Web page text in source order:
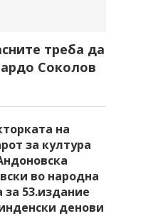
треба да
Соколов
на
за култура
во народна
за 53.издание
денови